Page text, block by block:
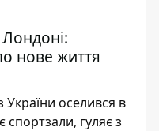
нове життя
України оселився в
спортзали, гуляє з